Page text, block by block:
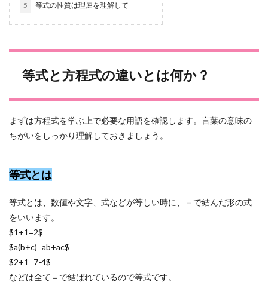
5 等式の性質は理屈を理解して
等式と方程式の違いとは何か？
まずは方程式を学ぶ上で必要な用語を確認します。言葉の意味の
ちがいをしっかり理解しておきましょう。
等式とは
等式とは、数値や文字、式などが等しい時に、＝で結んだ形の式
をいいます。
$1+1=2$
$a(b+c)=ab+ac$
$2+1=7-4$
などは全て＝で結ばれているので等式です。